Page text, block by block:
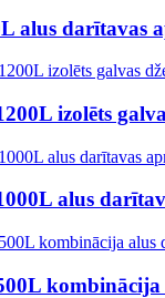
alus darītavas
izolēts
alus